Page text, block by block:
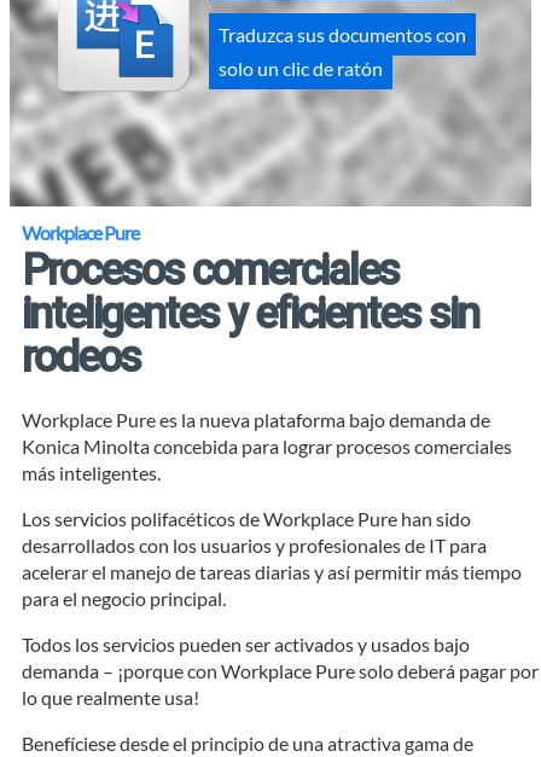
Traduzca sus documentos con
solo un clic de ratón
Workplace Pure
Procesos comerciales
inteligentes y eficientes sin
rodeos
Workplace Pure es la nueva plataforma bajo demanda de
Konica Minolta concebida para lograr procesos comerciales
más inteligentes.
Los servicios polifacéticos de Workplace Pure han sido
desarrollados con los usuarios y profesionales de IT para
acelerar el manejo de tareas diarias y así permitir más tiempo
para el negocio principal.
Todos los servicios pueden ser activados y usados bajo
demanda – ¡porque con Workplace Pure solo deberá pagar por
lo que realmente usa!
Benefíciese desde el principio de una atractiva gama de